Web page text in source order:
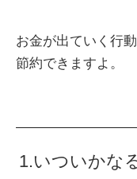
お金が出ていく行
節約できますよ。
1.いついかな